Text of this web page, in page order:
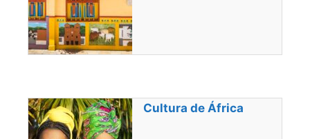
Cultura de África